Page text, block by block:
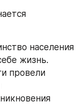
населения
жизнь.
провели